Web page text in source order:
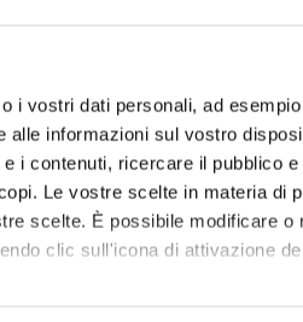
i vostri dati personali, ad
informazioni sul vostro
i contenuti, ricercare il pubblico
Le vostre scelte in materia di
scelte. È possibile modificare
clic sull'icona di attivazione
gaimo
37 38